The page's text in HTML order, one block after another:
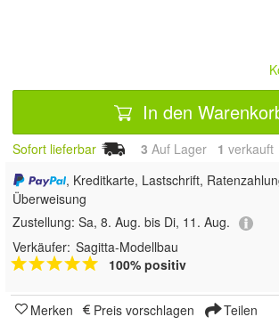
In den
Sofort lieferbar 3 Auf Lager 1 verkauft
, Kreditkarte, Lastschrift,
Überweisung
Zustellung: Sa, 8. Aug. bis Di, 11. Aug.
Verkäufer: Sagitta-Modellbau
100% positiv
Merken Preis vorschlagen Teilen